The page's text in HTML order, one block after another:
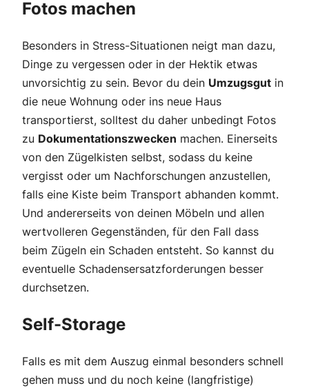
Fotos machen
Besonders in Stress-Situationen neigt man dazu,
Dinge zu vergessen oder in der Hektik etwas
unvorsichtig zu sein. Bevor du dein Umzugsgut in
die neue Wohnung oder ins neue Haus
transportierst, solltest du daher unbedingt Fotos
zu Dokumentationszwecken machen. Einerseits
von den Zügelkisten selbst, sodass du keine
vergisst oder um Nachforschungen anzustellen,
falls eine Kiste beim Transport abhanden kommt.
Und andererseits von deinen Möbeln und allen
wertvolleren Gegenständen, für den Fall dass
beim Zügeln ein Schaden entsteht. So kannst du
eventuelle Schadensersatzforderungen besser
durchsetzen.
Self-Storage
Falls es mit dem Auszug einmal besonders schnell
gehen muss und du noch keine (langfristige)